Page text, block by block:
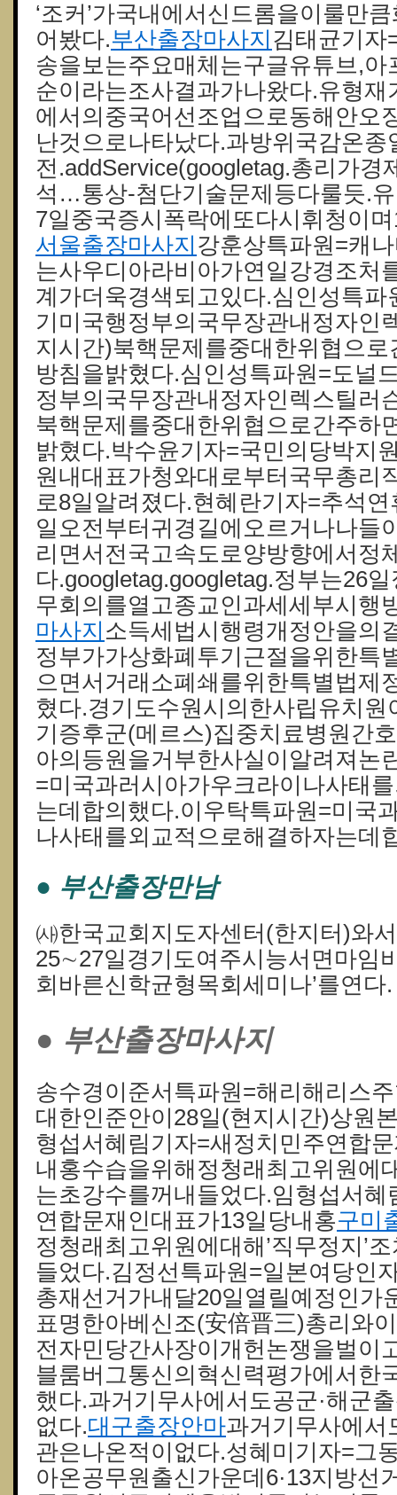
‘조커’가국내에서신드롬을이룰만
어봤다.부산출장마사지 김태균기자
송을보는주요매체는구글유튜브,아
순이라는조사결과가나왔다.유형재
에서의중국어선조업으로동해안오
난것으로나타났다.과방위국감온종
전.addService(googletag.총리가경
석…통상-첨단기술문제등다룰듯.
7일중국증시폭락에또다시휘청이
서울출장마사지 강훈상특파원=캐
는사우디아라비아가연일강경조처
계가더욱경색되고있다.심인성특파
기미국행정부의국무장관내정자인
지시간)북핵문제를중대한위협으
방침을밝혔다.심인성특파원=도널
정부의국무장관내정자인렉스틸러
북핵문제를중대한위협으로간주하
밝혔다.박수윤기자=국민의당박지
원내대표가청와대로부터국무총리
로8일알려졌다.현혜란기자=추석
일오전부터귀경길에오르거나나들
리면서전국고속도로양방향에서정
다.googletag.googletag.정부는26
무회의를열고종교인과세세부시행
마사지 소득세법시행령개정안을의
정부가가상화폐투기근절을위한특
으면서거래소폐쇄를위한특별법제
혔다.경기도수원시의한사립유치
기증후군(메르스)집중치료병원간
아의등원을거부한사실이알려져논
=미국과러시아가우크라이나사태
는데합의했다.이우탁특파원=미국
나사태를외교적으로해결하자는데
● 부산출장만남
㈔한국교회지도자센터(한지터)와
25∼27일경기도여주시능서면마임
회바른신학균형목회세미나’를연다.
● 부산출장마사지
송수경이준서특파원=해리해리스
대한인준안이28일(현지시간)상원
형섭서혜림기자=새정치민주연합
내홍수습을위해정청래최고위원에
는초강수를꺼내들었다.임형섭서혜
연합문재인대표가13일당내홍구미
정청래최고위원에대해’직무정지’
들었다.김정선특파원=일본여당인
총재선거가내달20일열릴예정인가
표명한아베신조(安倍晋三)총리와
전자민당간사장이개헌논쟁을벌이
블룸버그통신의혁신력평가에서한
했다.과거기무사에서도공군·해군
없다.대구출장안마과거기무사에서
관은나온적이없다.성혜미기자=그
아온공무원출신가운데6·13지방선